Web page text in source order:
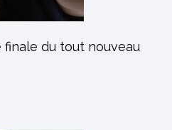
finale du tout nouveau